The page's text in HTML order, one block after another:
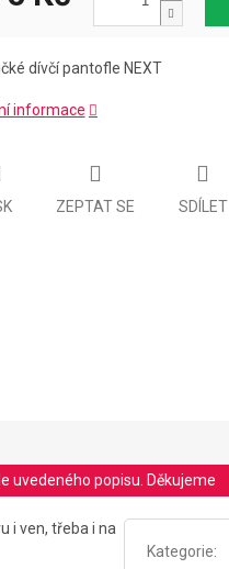
dívčí pantofle NEXT
informace
ZEPTAT SE SDÍLET
uvedeného popisu. Děkujeme
i ven, třeba i na
Kategorie: